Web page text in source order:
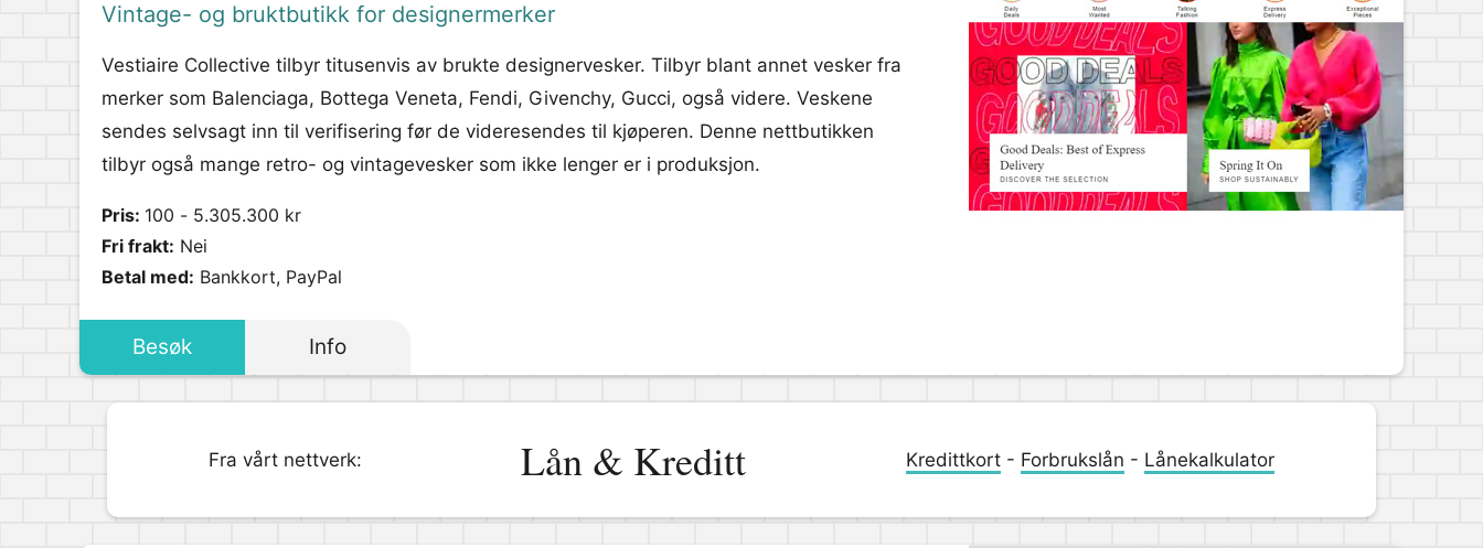
Vintage- og bruktbutikk for designermerker
Vestiaire Collective tilbyr titusenvis av brukte designervesker. Tilbyr blant annet vesker fra
merker som Balenciaga, Bottega Veneta, Fendi, Givenchy, Gucci, også videre. Veskene
sendes selvsagt inn til verifisering før de videresendes til kjøperen. Denne nettbutikken
tilbyr også mange retro- og vintagevesker som ikke lenger er i produksjon.
Pris: 100 - 5.305.300 kr
Fri frakt: Nei
Betal med: Bankkort, PayPal
Besøk Info
Fra vårt nettverk: Lån & Kreditt Kredittkort- Forbrukslån - Lånekalkulator